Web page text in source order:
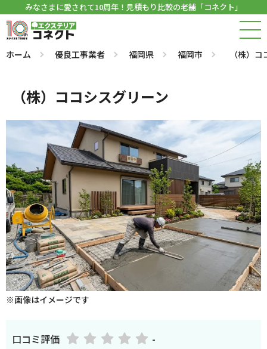
みなさまに愛されて10周年！見積もり比較の老舗「コネクト」
ホーム 優良工事業者 福岡県 福岡市 （株）
（株）ココシスグリーン
※画像はイメージです
口コミ評価 -